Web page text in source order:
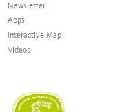
Newsletter
Apps
Interactive Map
Videos